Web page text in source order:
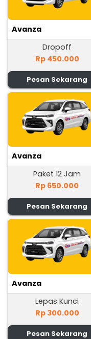
Avanza
Dropoff
Rp 450.000
Pesan Sekarang
Avanza
Paket 12 Jam
Rp 650.000
Pesan Sekarang
Avanza
Lepas Kunci
Rp 300.000
Pesan Sekarang